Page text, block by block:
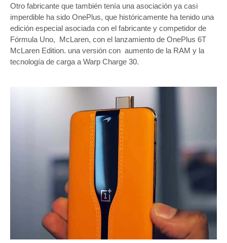
Otro fabricante que también tenía una asociación ya casi
imperdible ha sido OnePlus, que históricamente ha tenido una
edición especial asociada con el fabricante y competidor de
Fórmula Uno, McLaren, con el lanzamiento de OnePlus 6T
McLaren Edition. una versión con aumento de la RAM y la
tecnología de carga a Warp Charge 30.